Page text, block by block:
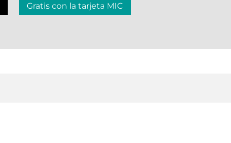
Gratis con la tarjeta MIC